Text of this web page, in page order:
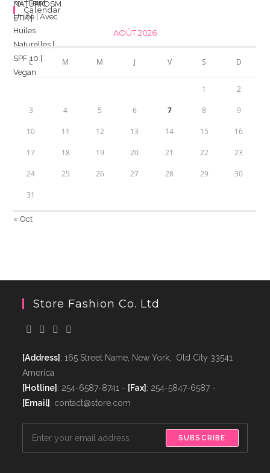
Calendar
AOÛT 2026
L M M J V S D
1 2
3 4 5 6 7 8 9
10 11 12 13 14 15 16
17 18 19 20 21 22 23
24 25 26 27 28 29 30
31
« Oct
Store Fashion Co. Ltd
[Address]: 165 Street Name, New York, Old City 33541
America
[Hotline]: 254-6587-8741 - [Fax]: 254-5847-6587 -
[Email]: contact@store.com
SUBSCRIBE